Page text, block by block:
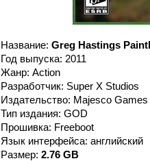
Название: Greg Hastings
Год выпуска: 2011
Жанр: Action
Разработчик: Super X Studios
Издательство: Majesco Games
Тип издания: GOD
Прошивка: Freeboot
Язык интерфейса: английский
Размер: 2.76 GB